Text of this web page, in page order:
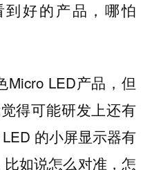
好的产品，哪怕
LED产品，但
得可能研发上还有
的小屏显示器有
如说怎么对准，怎